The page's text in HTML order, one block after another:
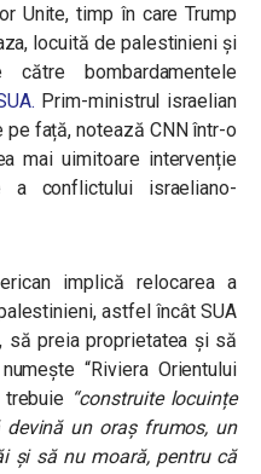
Unite, timp în care Trump
locuită de palestinieni și
bombardamentele
Prim-ministrul israelian
pe față, notează CNN într-o
mai uimitoare intervenție
a conflictului israeliano-
implică relocarea a
astfel încât SUA
să preia proprietatea și să
“Riviera Orientului
trebuie “construite locuințe
un oraș frumos, un
și să nu moară, pentru că